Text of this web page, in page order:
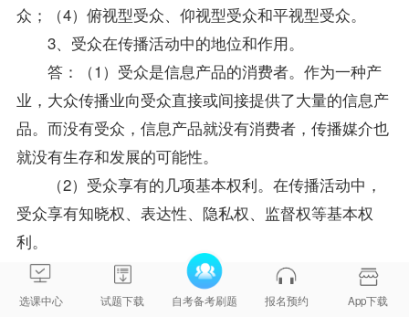
众；（4）俯视型受众、仰视型受众和平视型受众。
3、受众在传播活动中的地位和作用。
答：（1）受众是信息产品的消费者。作为一种产
业，大众传播业向受众直接或间接提供了大量的信息产
品。而没有受众，信息产品就没有消费者，传播媒介也
就没有生存和发展的可能性。
（2）受众享有的几项基本权利。在传播活动中，
受众享有知晓权、表达性、隐私权、监督权等基本权
利。
（3）信息接受具有选择性。受众接收传媒的信
息，需要对传播符号进行还原或者“翻译”，即译码。对
选课中心 试题下载 自考备考刷题 报名预约 App下载